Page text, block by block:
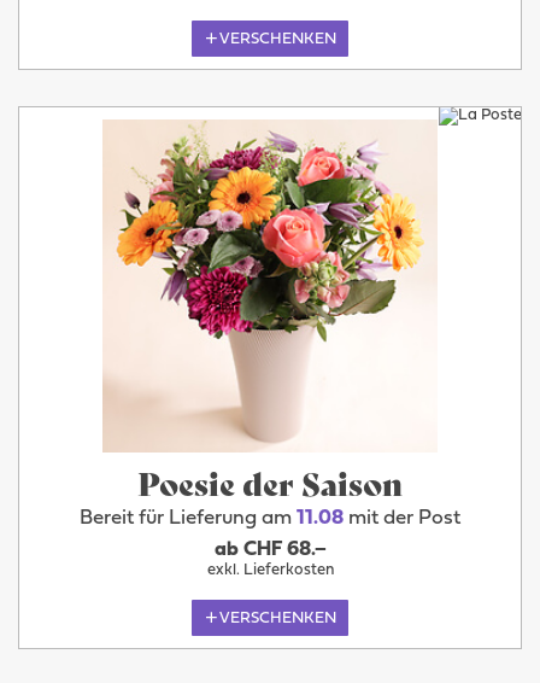
VERSCHENKEN
Poesie der Saison
Bereit für Lieferung am 11.08 mit der Post
ab CHF 68.–
exkl. Lieferkosten
VERSCHENKEN